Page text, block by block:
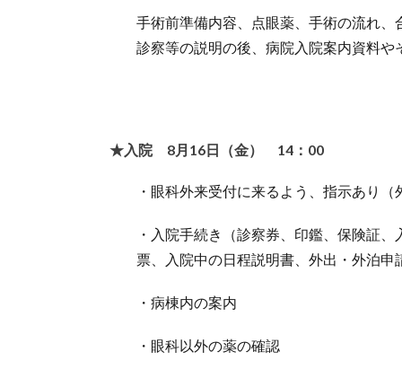
手術前準備内容、点眼薬、手術の流れ
診察等の説明の後、病院入院案内資料
★入院 8月16日（金） 14：00
・眼科外来受付に来るよう、指示あり
・入院手続き（診察券、印鑑、保険証
票、入院中の日程説明書、外出・外泊申
・病棟内の案内
・眼科以外の薬の確認